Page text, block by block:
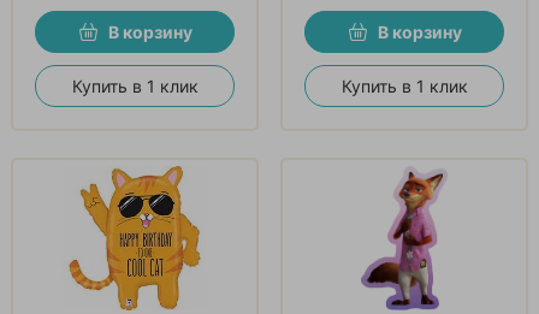
В корзину
Купить в 1 клик
В корзину
Купить в 1 клик